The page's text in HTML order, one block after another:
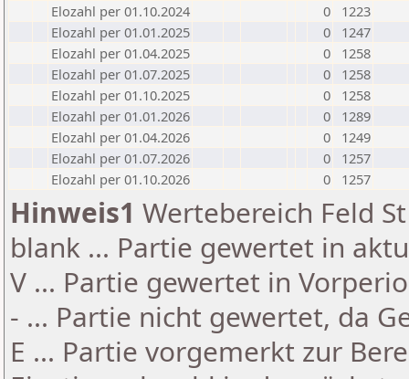
Elozahl per 01.10.2024
0
1223
Elozahl per 01.01.2025
0
1247
Elozahl per 01.04.2025
0
1258
Elozahl per 01.07.2025
0
1258
Elozahl per 01.10.2025
0
1258
Elozahl per 01.01.2026
0
1289
Elozahl per 01.04.2026
0
1249
Elozahl per 01.07.2026
0
1257
Elozahl per 01.10.2026
0 1257
Hinweis1 Wertebereich Feld
blank ... Partie gewertet in
V ... Partie gewertet in
- ... Partie nicht gewertet, da
E ... Partie vorgemerkt zur